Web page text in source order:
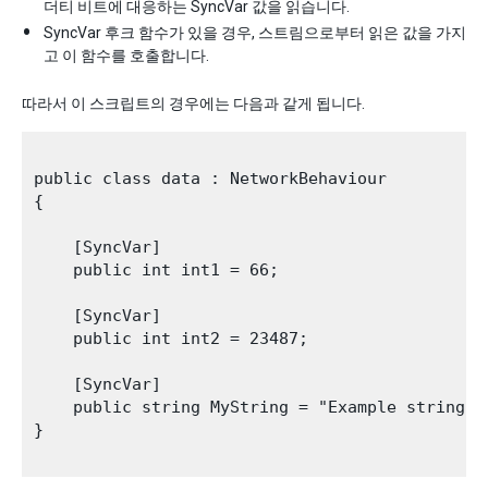
더티 비트에 대응하는 SyncVar 값을 읽습니다.
SyncVar 후크 함수가 있을 경우, 스트림으로부터 읽은 값을 가지
고 이 함수를 호출합니다.
따라서 이 스크립트의 경우에는 다음과 같게 됩니다.
public class data : NetworkBehaviour
{
    [SyncVar]
    public int int1 = 66;
    [SyncVar]
    public int int2 = 23487;
    [SyncVar]
    public string MyString = "Example string";
}